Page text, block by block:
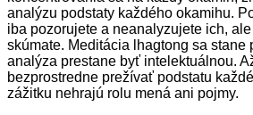
analýzu podstaty každého okamihu.
iba pozorujete a neanalyzujete ich,
skúmate. Meditácia lhagtong sa stane
analýza prestane byť intelektuálnou.
bezprostredne prežívať podstatu
zážitku nehrajú rolu mená ani pojmy.